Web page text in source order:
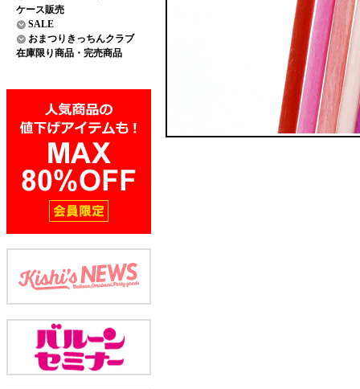
ケース販売
SALE
おまつりきっちんクラブ
在庫限り商品・完売商品